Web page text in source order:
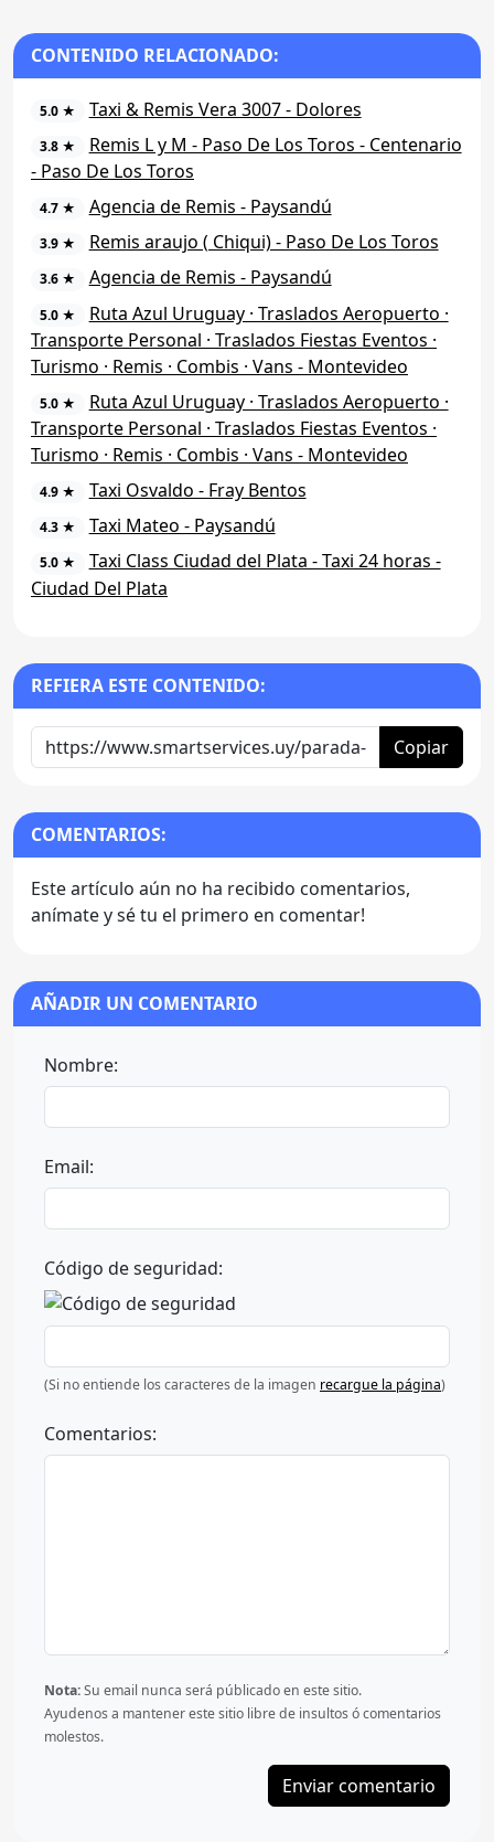
CONTENIDO RELACIONADO:
5.0 ★ Taxi & Remis Vera 3007 - Dolores
3.8 ★
Remis L y M - Paso De Los Toros - Centenario
- Paso De Los Toros
4.7 ★ Agencia de Remis - Paysandú
3.9 ★ Remis araujo ( Chiqui) - Paso De Los Toros
3.6 ★ Agencia de Remis - Paysandú
5.0 ★
Ruta Azul Uruguay · Traslados Aeropuerto ·
Transporte Personal · Traslados Fiestas Eventos ·
Turismo · Remis · Combis · Vans - Montevideo
5.0 ★
Ruta Azul Uruguay · Traslados Aeropuerto ·
Transporte Personal · Traslados Fiestas Eventos ·
Turismo · Remis · Combis · Vans - Montevideo
4.9 ★ Taxi Osvaldo - Fray Bentos
4.3 ★ Taxi Mateo - Paysandú
5.0 ★
Taxi Class Ciudad del Plata - Taxi 24 horas -
Ciudad Del Plata
REFIERA ESTE CONTENIDO:
Copiar
COMENTARIOS:
Este artículo aún no ha recibido comentarios,
anímate y sé tu el primero en comentar!
AÑADIR UN COMENTARIO
Nombre:
Email:
Código de seguridad:
(Si no entiende los caracteres de la imagen recargue la página)
Comentarios:
Nota:Su email nunca será públicado en este sitio.
Ayudenos a mantener este sitio libre de insultos ó comentarios
molestos.